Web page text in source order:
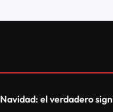
Navidad: el verdadero